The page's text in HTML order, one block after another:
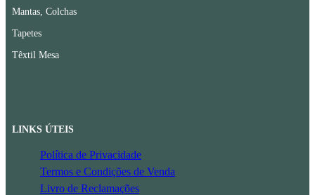
Mantas, Colchas
Tapetes
Têxtil Mesa
LINKS ÚTEIS
Política de Privacidade
Termos e Condições de Venda
Livro de Reclamações